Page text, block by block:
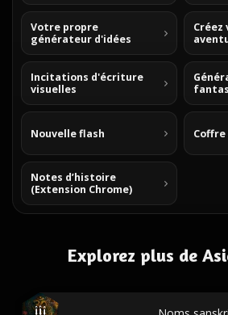
Votre propre
générateur d'idées
Créez
Incitations d'écriture
visuelles
Nouvelle flash
Notes d’histoire
(Extension Chrome)
Explorez plus de